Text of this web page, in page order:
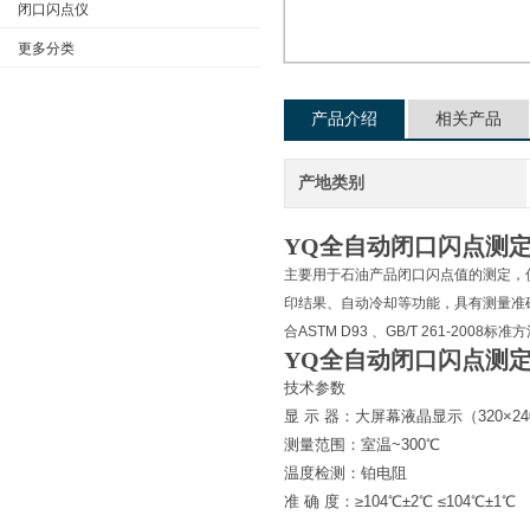
闭口闪点仪
更多分类
产品介绍 相关产品
产地类别
YQ全自动闭口闪点测
主要用于石油产品闭口闪点值的测定
印结果、自动冷却等功能，具有测量
合ASTM D93 、GB/T 261-2008标准方
YQ全自动闭口闪点测
技术参数
显 示 器：大屏幕液晶显示（
测量范围：室温~300℃
温度检测：铂电阻
准 确 度：≥104℃±2℃ ≤104℃±1℃